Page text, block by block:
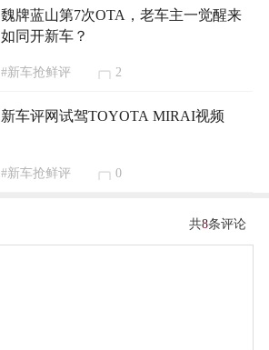
魏牌蓝山第7次OTA，老车主一觉醒来
如同开新车？
#新车抢鲜评 2
新车评网试驾TOYOTA MIRAI视频
#新车抢鲜评 0
共8条评论